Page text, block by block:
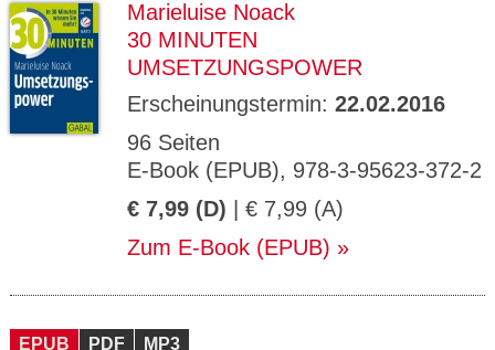
Marieluise Noack
30 MINUTEN
UMSETZUNGSPOWER
Erscheinungstermin: 22.02.2016
96 Seiten
E-Book (EPUB), 978-3-95623-372-2
€ 7,99 (D) | € 7,99 (A)
Zum E-Book (EPUB)
EPUB PDF MP3